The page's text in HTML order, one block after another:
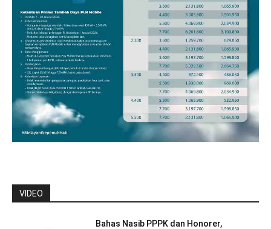
VIDEO
Bahas Nasib PPPK dan Honorer,